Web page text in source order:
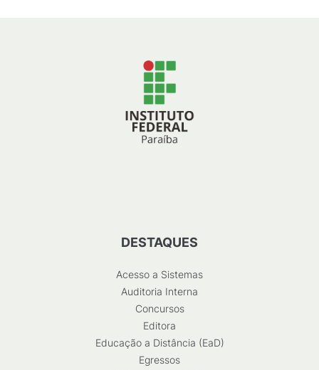
DESTAQUES
Acesso a Sistemas
Auditoria Interna
Concursos
Editora
Educação a Distância (EaD)
Egressos